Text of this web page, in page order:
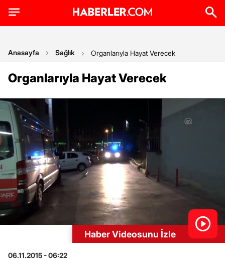
Anasayfa Sağlık Organlarıyla Hayat Verecek
Organlarıyla Hayat Verecek
Haber Videosunu İzle
06.11.2015 - 06:22